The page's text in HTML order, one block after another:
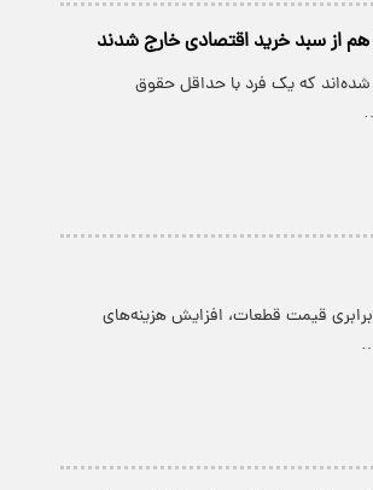
از سبد خرید اقتصادی خارج شدند
شده‌اند که یک فرد با حداقل حقوق
بازار موبایل ایران در سال ۱۴۰۵ با جهش ۶ برابری قیمت قطعات، افزایش هزینه‌های